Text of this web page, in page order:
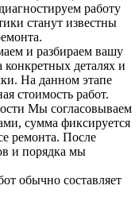
работу
станут известны
и разбираем вашу
деталях и
На данном этапе
стоимость работ.
Мы согласовываем
сумма фиксируется
ремонта. После
и порядка мы
обычно составляет